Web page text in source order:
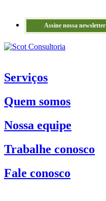
Assine nossa newsletter
Serviços
Quem somos
Nossa equipe
Trabalhe conosco
Fale conosco